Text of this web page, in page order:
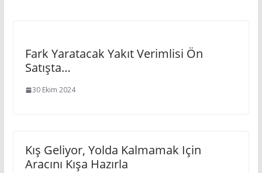
Fark Yaratacak Yakıt Verimlisi Ön
Satışta…
30 Ekim 2024
Kış Geliyor, Yolda Kalmamak Için
Aracını Kışa Hazırla